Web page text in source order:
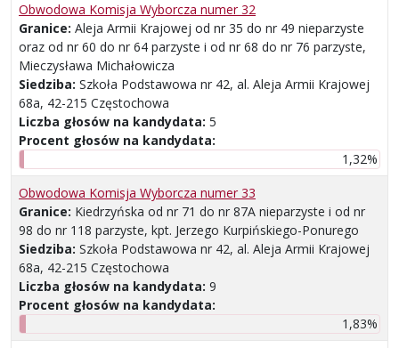
Obwodowa Komisja Wyborcza numer 32
Granice: Aleja Armii Krajowej od nr 35 do nr 49 nieparzyste
oraz od nr 60 do nr 64 parzyste i od nr 68 do nr 76 parzyste,
Mieczysława Michałowicza
Siedziba: Szkoła Podstawowa nr 42, al. Aleja Armii Krajowej
68a, 42-215 Częstochowa
Liczba głosów na kandydata: 5
Procent głosów na kandydata:
1,32%
Obwodowa Komisja Wyborcza numer 33
Granice: Kiedrzyńska od nr 71 do nr 87A nieparzyste i od nr
98 do nr 118 parzyste, kpt. Jerzego Kurpińskiego-Ponurego
Siedziba: Szkoła Podstawowa nr 42, al. Aleja Armii Krajowej
68a, 42-215 Częstochowa
Liczba głosów na kandydata: 9
Procent głosów na kandydata:
1,83%